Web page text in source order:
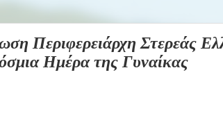
Περιφερειάρχη Στερεάς
Ημέρα της Γυναίκας